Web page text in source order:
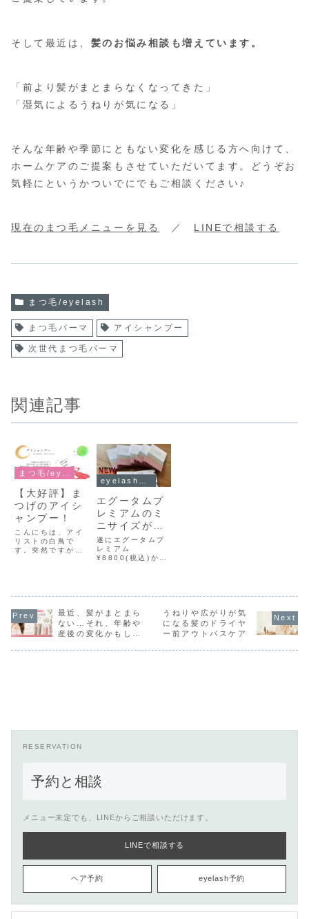
そして最近は、 髪のお悩み相談も増えています。
「前より髪がまとまらなくなってきた」
「湿気によるうねりが気になる」
そんな年齢や季節にともない変化を感じる方へ向けて、
ホームケアのご提案もさせていただいてます。どうぞお
気軽にというかついでにでもご相談ください♪
現在のまつ毛メニューを見る ／ LINEで相談する
まつ毛/eyelash
まつ毛パーマ アイシャンプー
次世代まつ毛パーマ
関連記事
【大好評】ま
つげのアイシ
ャンプー！
こんにちは、アイ
リストの白鳥で
す。突然ですがま
つ毛が抜ける原因
ダニのことです！
今、ニュースでも
話題になっていま
すね。日本人の5
人に1人はまつげ
エグータムプ
レミアムのミ
ニサイズが新
登場
遂にエグータムプ
レミアム
¥8800(税込)から
で1ヶ月お試しし
てみてください♪内
容量：0.7g（1か
月分）価格：
最近、髪がまとまら
ない…それ、年齢や
産後の変化かもしれ
うねりや広がりが気
になる髪のドライヤ
ー前アウトバスケア
RESERVATION
予約と相談
メニュー未定でも、LINEからご相談いただけます。
LINEで相談する
ヘア予約 eyelash予約